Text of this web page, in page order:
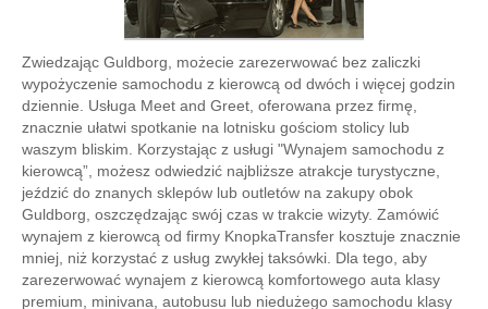
Zwiedzając Guldborg, możecie zarezerwować bez zaliczki
wypożyczenie samochodu z kierowcą od dwóch i więcej godzin
dziennie. Usługa Meet and Greet, oferowana przez firmę,
znacznie ułatwi spotkanie na lotnisku gościom stolicy lub
waszym bliskim. Korzystając z usługi "Wynajem samochodu z
kierowcą”, możesz odwiedzić najbliższe atrakcje turystyczne,
jeździć do znanych sklepów lub outletów na zakupy obok
Guldborg, oszczędzając swój czas w trakcie wizyty. Zamówić
wynajem z kierowcą od firmy KnopkaTransfer kosztuje znacznie
mniej, niż korzystać z usług zwykłej taksówki. Dla tego, aby
zarezerwować wynajem z kierowcą komfortowego auta klasy
premium, minivana, autobusu lub niedużego samochodu klasy